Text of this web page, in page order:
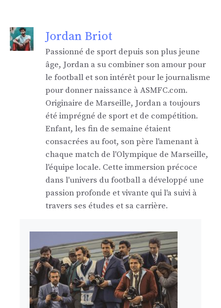
Jordan Briot
Passionné de sport depuis son plus jeune
âge, Jordan a su combiner son amour pour
le football et son intérêt pour le journalisme
pour donner naissance à ASMFC.com.
Originaire de Marseille, Jordan a toujours
été imprégné de sport et de compétition.
Enfant, les fin de semaine étaient
consacrées au foot, son père l'amenant à
chaque match de l'Olympique de Marseille,
l'équipe locale. Cette immersion précoce
dans l'univers du football a développé une
passion profonde et vivante qui l'a suivi à
travers ses études et sa carrière.